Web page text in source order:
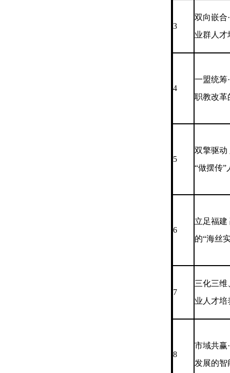
3
双向嵌合
业群人
4
一盟统筹
职教改
5
双擎驱动
“做摆传
6
立足福建
的“海丝
7
三化三维
业人才
8
市域共赢
发展的